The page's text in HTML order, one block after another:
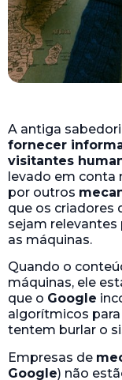
A antiga
fornecer
visitantes
levado em conta
por outros
que os criadores
sejam relevantes
as máquinas.
Quando o
máquinas, ele
que o Google
algorítmicos
tentem burlar o
Empresas de
Google) não